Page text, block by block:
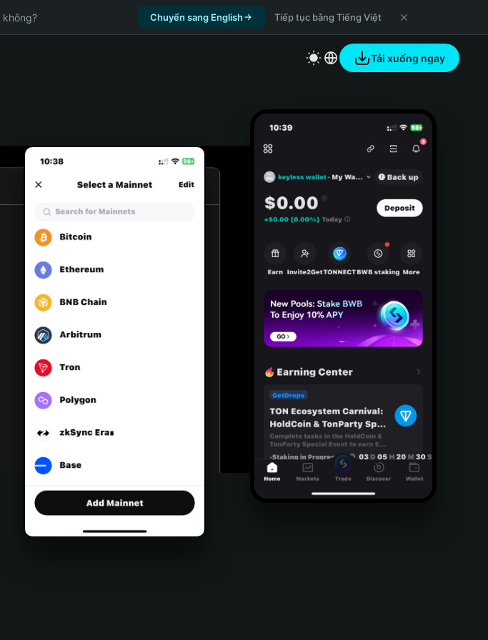
không? Chuyển sang English Tiếp tục bằng Tiếng Việt
Tải xuống ngay